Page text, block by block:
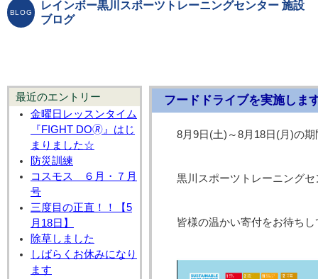
レインボー黒川スポーツトレーニングセンター 施設
ブログ
最近のエントリー
金曜日レッスンタイム
『FIGHT DO🄬』はじ
まりました☆
防災訓練
コスモス ６月・７月
号
三度目の正直！！【5
月18日】
除草しました
しばらくお休みになり
ます
フードドライブを実施しま
8月9日(土)～8月18日(月)の期
黒川スポーツトレーニング
皆様の温かい寄付をお待ち